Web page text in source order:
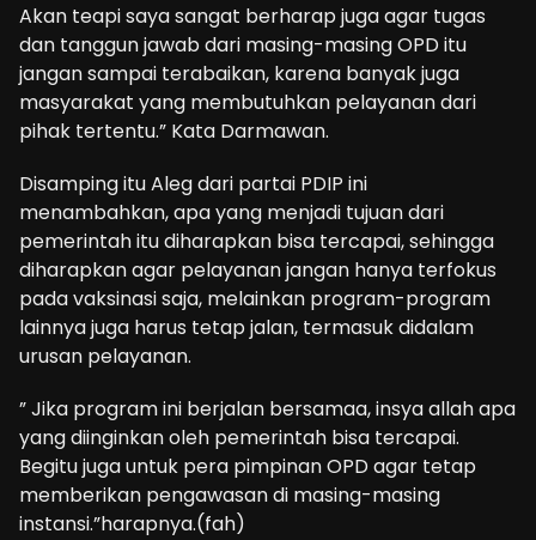
Akan teapi saya sangat berharap juga agar tugas
dan tanggun jawab dari masing-masing OPD itu
jangan sampai terabaikan, karena banyak juga
masyarakat yang membutuhkan pelayanan dari
pihak tertentu.” Kata Darmawan.
Disamping itu Aleg dari partai PDIP ini
menambahkan, apa yang menjadi tujuan dari
pemerintah itu diharapkan bisa tercapai, sehingga
diharapkan agar pelayanan jangan hanya terfokus
pada vaksinasi saja, melainkan program-program
lainnya juga harus tetap jalan, termasuk didalam
urusan pelayanan.
” Jika program ini berjalan bersamaa, insya allah apa
yang diinginkan oleh pemerintah bisa tercapai.
Begitu juga untuk pera pimpinan OPD agar tetap
memberikan pengawasan di masing-masing
instansi.”harapnya.(fah)